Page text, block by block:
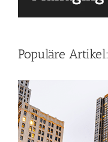
Populäre Artikel: